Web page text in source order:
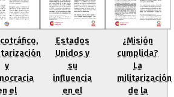
y
el
Estados
Unidos y
su
influencia
en el
¿Misión
cumplida?
La
militarización
de la